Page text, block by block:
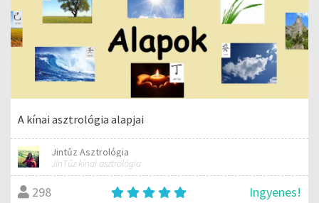
A kínai asztrológia alapjai
Jintűz Asztrológia
JinTűz kínai asztrológia
298 Ingyenes!